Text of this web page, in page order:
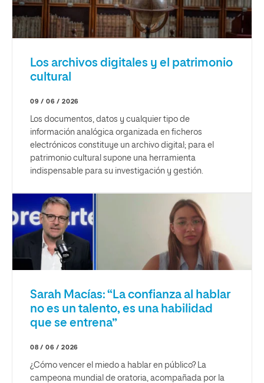
Los archivos digitales y el patrimonio
cultural
09 / 06 / 2026
Los documentos, datos y cualquier tipo de
información analógica organizada en ficheros
electrónicos constituye un archivo digital; para el
patrimonio cultural supone una herramienta
indispensable para su investigación y gestión.
Sarah Macías: “La confianza al hablar
no es un talento, es una habilidad
que se entrena”
08 / 06 / 2026
¿Cómo vencer el miedo a hablar en público? La
campeona mundial de oratoria, acompañada por la